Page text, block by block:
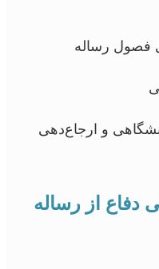
فصول رساله
و ارجاع‌دهی
دفاع از رساله